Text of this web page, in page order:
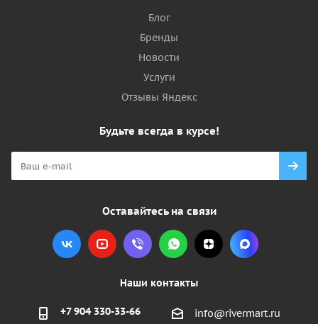
Блог
Бренды
Новости
Услуги
Отзывы Яндекс
Будьте всегда в курсе!
Оставайтесь на связи
Наши контакты
+7 904 330-33-66 info@rivermart.ru